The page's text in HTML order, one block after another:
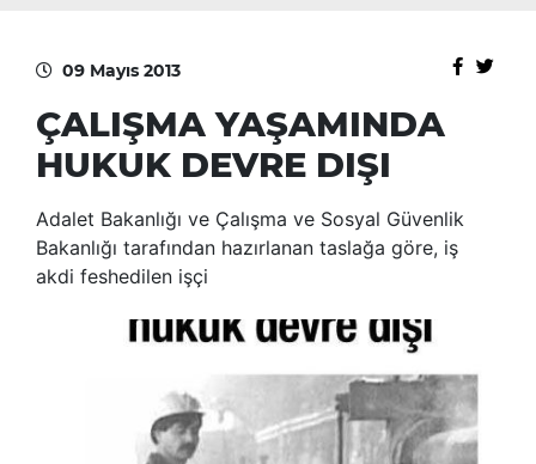
09 Mayıs 2013
ÇALIŞMA YAŞAMINDA
HUKUK DEVRE DIŞI
Adalet Bakanlığı ve Çalışma ve Sosyal Güvenlik
Bakanlığı tarafından hazırlanan taslağa göre, iş
akdi feshedilen işçi